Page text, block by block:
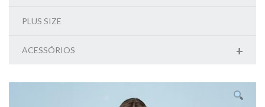
PLUS SIZE
+
ACESSÓRIOS